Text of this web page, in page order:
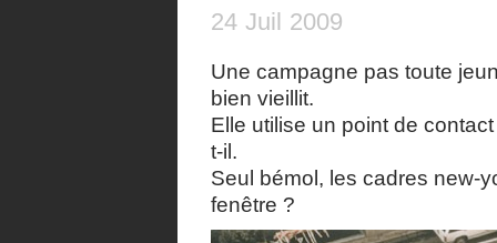
24 Juil 2009
Une campagne pas toute
bien vieillit.
Elle utilise un point de
t-il.
Seul bémol, les cadres new-
fenêtre ?